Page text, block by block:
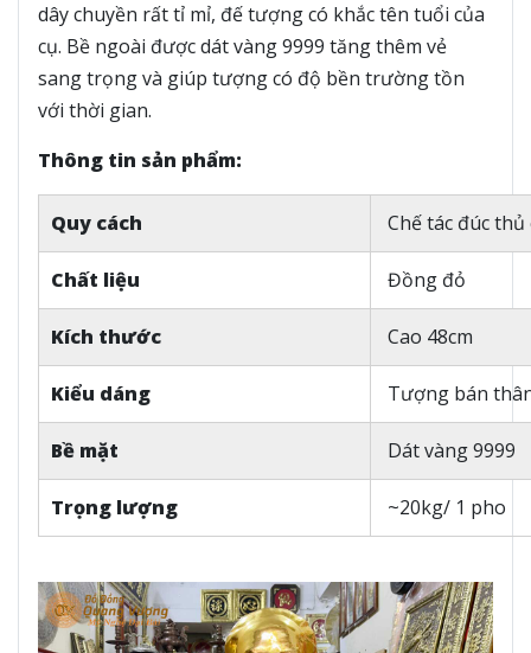
dây chuyền rất tỉ mỉ, đế tượng có khắc tên tuổi của
cụ. Bề ngoài được dát vàng 9999 tăng thêm vẻ
sang trọng và giúp tượng có độ bền trường tồn
với thời gian.
Thông tin sản phẩm:
Quy cách Chế tác đúc thủ
Chất liệu Đồng đỏ
Kích thước Cao 48cm
Kiểu dáng Tượng bán
Bề mặt Dát vàng 9999
Trọng lượng ~20kg/ 1 pho